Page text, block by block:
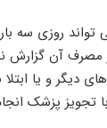
روزی سه
مصرف آن
دیگر و یا
تجویز پزشک